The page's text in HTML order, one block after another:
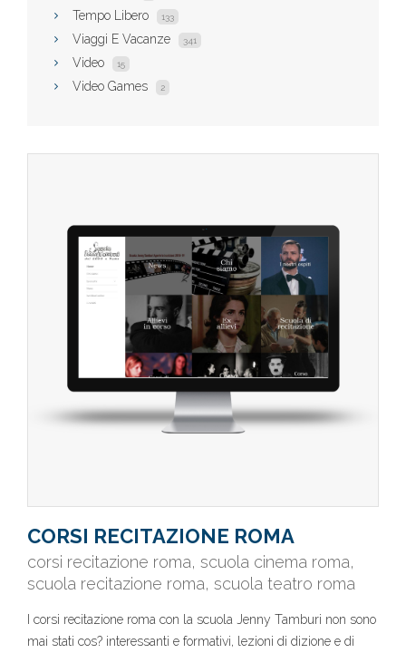
Tempo Libero 133
Viaggi E Vacanze 341
Video 15
Video Games 2
CORSI RECITAZIONE ROMA
corsi recitazione roma, scuola cinema roma,
scuola recitazione roma, scuola teatro roma
I corsi recitazione roma con la scuola Jenny Tamburi non sono
mai stati cos? interessanti e formativi, lezioni di dizione e di